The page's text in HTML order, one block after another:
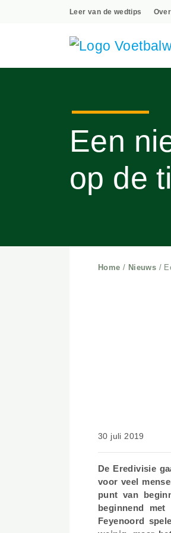
Leer van de wedtips
Een
op de
Home /Nieuws/
30 juli 2019
De
wedstrijden
start van
Willem II. Ook